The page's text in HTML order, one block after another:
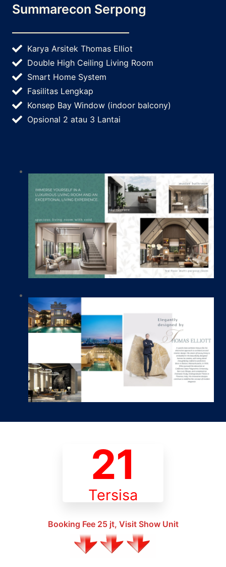
Summarecon Serpong
Karya Arsitek Thomas Elliot
Double High Ceiling Living Room
Smart Home System
Fasilitas Lengkap
Konsep Bay Window (indoor balcony)
Opsional 2 atau 3 Lantai
21
Tersisa
Booking Fee 25 jt, Visit Show Unit